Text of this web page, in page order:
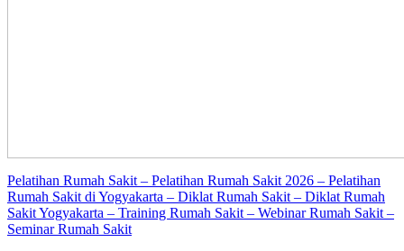
Pelatihan Rumah Sakit – Pelatihan Rumah Sakit 2026 – Pelatihan
Rumah Sakit di Yogyakarta – Diklat Rumah Sakit – Diklat Rumah
Sakit Yogyakarta – Training Rumah Sakit – Webinar Rumah Sakit –
Seminar Rumah Sakit